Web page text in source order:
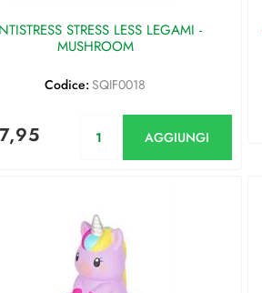
STRESS LESS LEGAMI -
MUSHROOM
Codice: SQIF0018
AGGIUNGI